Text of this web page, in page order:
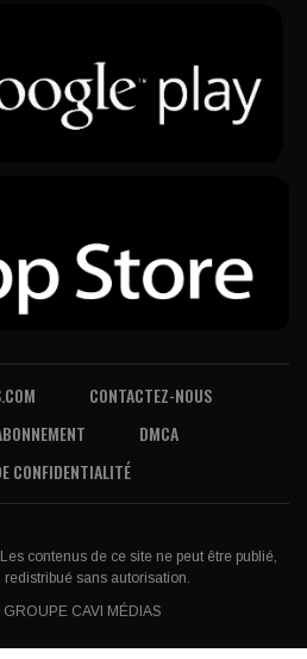
CONTACTEZ-NOUS
DMCA
CONFIDENTIALITÉ
contenus de ce site ne peut être publié,
redistribué sans autorisation.
GROUPE CAVI MÉDIAS